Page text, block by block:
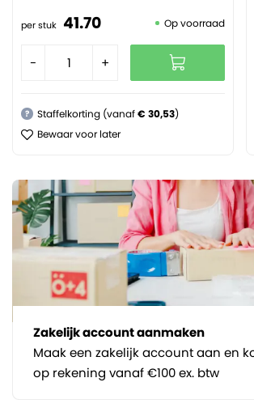
per stuk 41.70 Op voorraad
- +
? Staffelkorting (vanaf€ 30,53)
Bewaar voor later
Zakelijk account aanmaken
Maak een zakelijk account aan en
op rekening vanaf €100 ex. btw